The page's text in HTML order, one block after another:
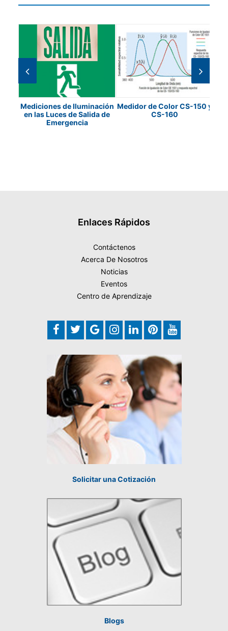
Mediciones de Iluminación
en las Luces de Salida de
Emergencia
Medidor de Color CS-150 y
CS-160
Enlaces Rápidos
Contáctenos
Acerca De Nosotros
Noticias
Eventos
Centro de Aprendizaje
Solicitar una Cotización
Blogs